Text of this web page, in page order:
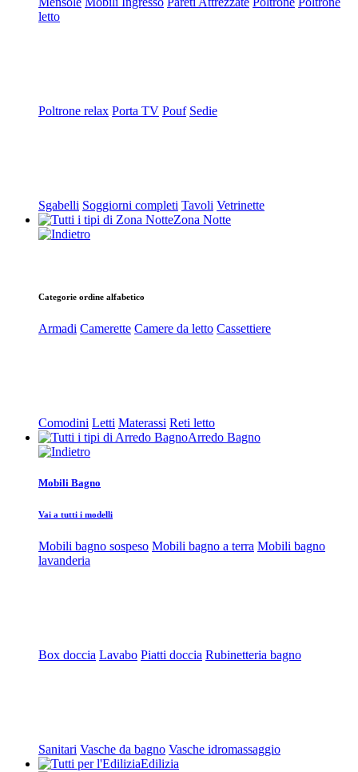
letto
Poltrone relax Porta TV Pouf Sedie
Sgabelli Soggiorni completi Tavoli Vetrinette
Zona Notte
Categorie ordine alfabetico
Armadi Camerette Camere da letto Cassettiere
Comodini Letti Materassi Reti letto
Arredo Bagno
Mobili Bagno
Vai a tutti i modelli
Mobili bagno sospeso Mobili bagno a terra Mobili bagno
lavanderia
Box doccia Lavabo Piatti doccia Rubinetteria bagno
Sanitari Vasche da bagno Vasche idromassaggio
Edilizia